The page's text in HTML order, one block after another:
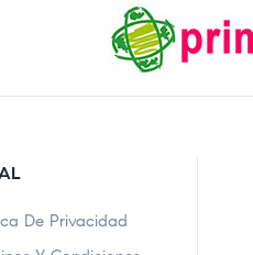
De Privacidad